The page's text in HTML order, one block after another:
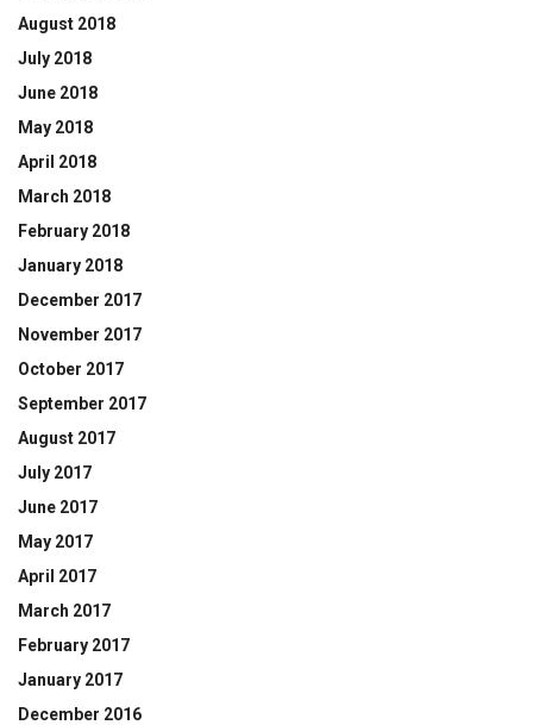
August 2018
July 2018
June 2018
May 2018
April 2018
March 2018
February 2018
January 2018
December 2017
November 2017
October 2017
September 2017
August 2017
July 2017
June 2017
May 2017
April 2017
March 2017
February 2017
January 2017
December 2016